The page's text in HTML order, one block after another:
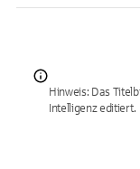
Hinweis: Das
Intelligenz editiert.